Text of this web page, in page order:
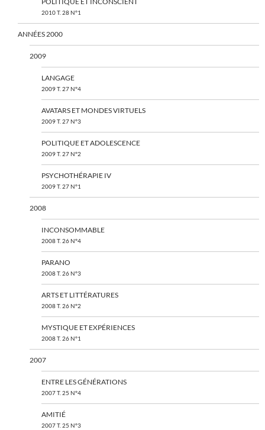
2010 T. 28 N°1
ANNÉES 2000
2009
LANGAGE
2009 T. 27 N°4
AVATARS ET MONDES VIRTUELS
2009 T. 27 N°3
POLITIQUE ET ADOLESCENCE
2009 T. 27 N°2
PSYCHOTHÉRAPIE IV
2009 T. 27 N°1
2008
INCONSOMMABLE
2008 T. 26 N°4
PARANO
2008 T. 26 N°3
ARTS ET LITTÉRATURES
2008 T. 26 N°2
MYSTIQUE ET EXPÉRIENCES
2008 T. 26 N°1
2007
ENTRE LES GÉNÉRATIONS
2007 T. 25 N°4
AMITIÉ
2007 T. 25 N°3